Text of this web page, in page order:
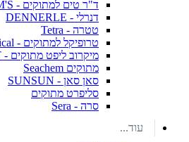
ד"ר טים למתוקים - DR. TIM'S
דנרלי - DENNERLE
טטרה - Tetra
טרופיקל למתוקים - Tropical
מיקרוב ליפט מתוקים - MICROBE LIFT
מתוקים Seachem
סאן סאן - SUNSUN
סליפרט מתוקים
סרה - Sera
עוד...